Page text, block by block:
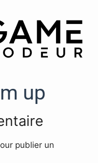
up
publier un